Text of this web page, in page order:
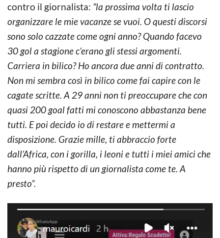
contro il giornalista: “la prossima volta ti lascio
organizzare le mie vacanze se vuoi. O questi discorsi
sono solo cazzate come ogni anno? Quando facevo
30 gol a stagione c’erano gli stessi argomenti.
Carriera in bilico? Ho ancora due anni di contratto.
Non mi sembra così in bilico come fai capire con le
cagate scritte. A 29 anni non ti preoccupare che con
quasi 200 goal fatti mi conoscono abbastanza bene
tutti. E poi decido io di restare e mettermi a
disposizione. Grazie mille, ti abbraccio forte
dall’Africa, con i gorilla, i leoni e tutti i miei amici che
hanno più rispetto di un giornalista come te. A
presto”.